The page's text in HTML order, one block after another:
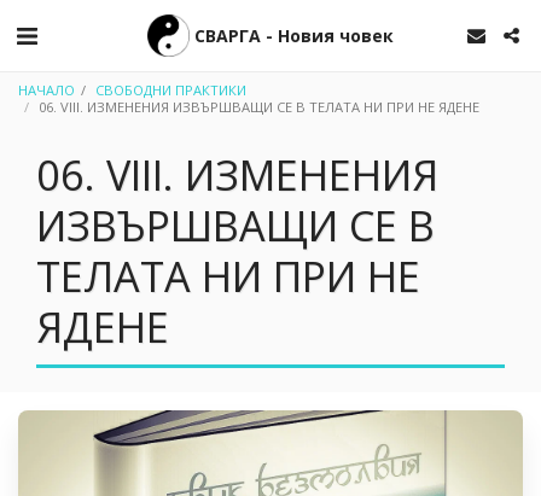
СВАРГА - Новия човек
НАЧАЛО
СВОБОДНИ ПРАКТИКИ
06. VIII. ИЗМЕНЕНИЯ ИЗВЪРШВАЩИ СЕ В ТЕЛАТА НИ ПРИ НЕ ЯДЕНЕ
06. VIII. ИЗМЕНЕНИЯ
ИЗВЪРШВАЩИ СЕ В
ТЕЛАТА НИ ПРИ НЕ
ЯДЕНЕ